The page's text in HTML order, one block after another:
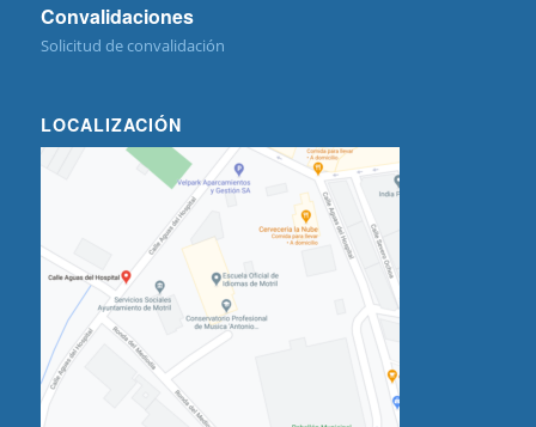
Convalidaciones
Solicitud de convalidación
LOCALIZACIÓN